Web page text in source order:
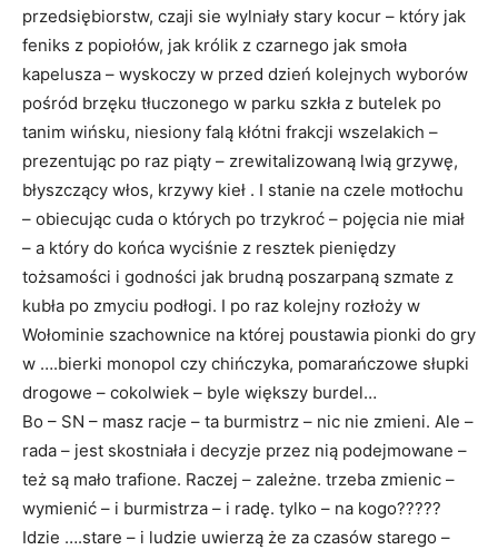
przedsiębiorstw, czaji sie wylniały stary kocur – który jak
feniks z popiołów, jak królik z czarnego jak smoła
kapelusza – wyskoczy w przed dzień kolejnych wyborów
pośród brzęku tłuczonego w parku szkła z butelek po
tanim wińsku, niesiony falą kłótni frakcji wszelakich –
prezentując po raz piąty – zrewitalizowaną lwią grzywę,
błyszczący włos, krzywy kieł . I stanie na czele motłochu
– obiecując cuda o których po trzykroć – pojęcia nie miał
– a który do końca wyciśnie z resztek pieniędzy
tożsamości i godności jak brudną poszarpaną szmate z
kubła po zmyciu podłogi. I po raz kolejny rozłoży w
Wołominie szachownice na której poustawia pionki do gry
w ….bierki monopol czy chińczyka, pomarańczowe słupki
drogowe – cokolwiek – byle większy burdel…
Bo – SN – masz racje – ta burmistrz – nic nie zmieni. Ale –
rada – jest skostniała i decyzje przez nią podejmowane –
też są mało trafione. Raczej – zależne. trzeba zmienic –
wymienić – i burmistrza – i radę. tylko – na kogo?????
Idzie ….stare – i ludzie uwierzą że za czasów starego –